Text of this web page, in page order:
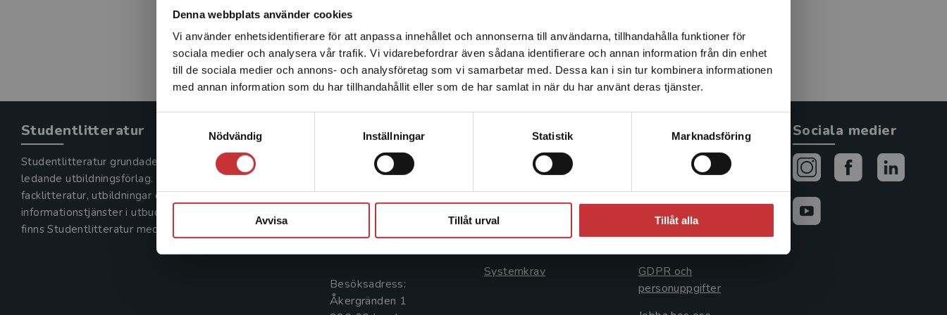
Denna webbplats använder cookies
Vi använder enhetsidentifierare för att anpassa innehållet och annonserna till användarna, tillhandahålla funktioner för
sociala medier och analysera vår trafik. Vi vidarebefordrar även sådana identifierare och annan information från din enhet
till de sociala medier och annons- och analysföretag som vi samarbetar med. Dessa kan i sin tur kombinera informationen
med annan information som du har tillhandahållit eller som de har samlat in när du har använt deras tjänster.
Nödvändig
Inställningar Statistik Marknadsföring
Avvisa Tillåt urval Tillåt alla
Det verkar som att du besöker studentlitteratur.se via en
enhet utanför Sverige. Vi erbjuder inte leveranser utanför
Sverige. För att kunna slutföra ett köp måste
leveransadressen vara i Sverige.Läs mer
Studentlitteratur
Studentlitteratur grundades 1963 och är idag Sveriges
ledande utbildningsförlag. Med läromedel, kurslitteratur,
facklitteratur, utbildningar och digitala
informationstjänster i utbudet,
finns Studentlitteratur med längs hela kunskapsresan.
Kontakta oss
Kontakta oss
046-31 20 00
Box 141
221 00 Lund
Besöksadress:
Åkergränden 1
Kundservice
Kontakta kundservice
046-31 21 00
Frågor och svar
Systemkrav
Allmänna länkar
Avtal och rättigheter
Cookies
GDPR och
personuppgifter
Sociala medier